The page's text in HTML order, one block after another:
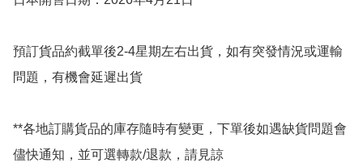
預訂貨品約截單後2-4星期左右出貨，如有突發情況或運輸
問題，有機會延遲出貨
**各地訂購貨品的庫存隨時有變更，下單後如遇缺貨問題會
儘快通知，並可選轉款/退款，請見諒